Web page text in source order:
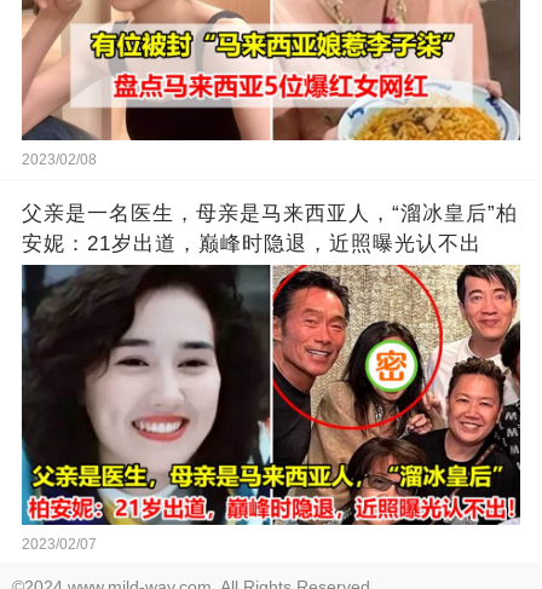
2023/02/08
父亲是一名医生，母亲是马来西亚人，“溜冰皇后”柏
安妮：21岁出道，巅峰时隐退，近照曝光认不出
2023/02/07